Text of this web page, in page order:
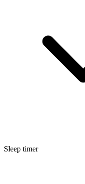
Sleep timer